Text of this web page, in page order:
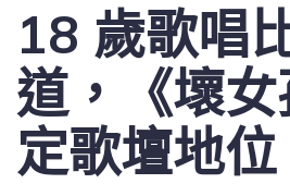
18 歲歌唱
道，《壞
定歌壇地位